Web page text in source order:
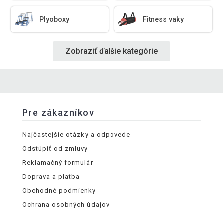
Plyoboxy Fitness vaky
Zobraziť ďalšie kategórie
Pre zákazníkov
Najčastejšie otázky a odpovede
Odstúpiť od zmluvy
Reklamačný formulár
Doprava a platba
Obchodné podmienky
Ochrana osobných údajov